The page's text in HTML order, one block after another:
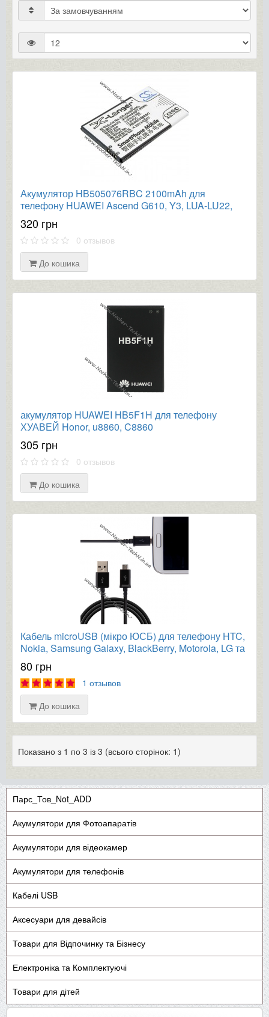
Акумулятор HB505076RBC 2100mAh для
телефону HUAWEI Ascend G610, Y3, LUA-LU22,
G700, Y3 2 4G
320 грн
0 отзывов
До кошика
акумулятор HUAWEI HB5F1H для телефону
ХУАВЕЙ Honor, u8860, C8860
305 грн
0 отзывов
До кошика
Кабель microUSB (мікро ЮСБ) для телефону HTC,
Nokia, Samsung Galaxy, BlackBerry, Motorola, LG та
ін.
80 грн
1 отзывов
До кошика
Показано з 1 по 3 із 3 (всього сторінок: 1)
Парс_Тов_Not_ADD
Акумулятори для Фотоапаратів
Акумулятори для відеокамер
Акумулятори для телефонів
Кабелі USB
Аксесуари для девайсів
Товари для Відпочинку та Бізнесу
Електроніка та Комплектуючі
Товари для дітей